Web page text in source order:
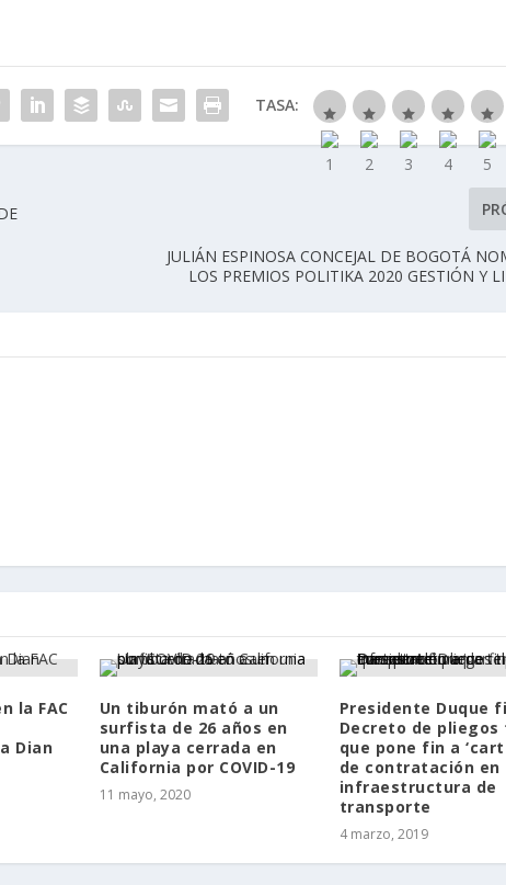
TASA:
JULIÁN ESPINOSA CONCEJAL DE BOGOTÁ
LOS PREMIOS POLITIKA 2020 GESTIÓN Y
la FAC
Dian
Un tiburón mató a un
surfista de 26 años en
una playa cerrada en
California por COVID-19
11 mayo, 2020
Presidente Duque
Decreto de pliegos
que pone fin a
de contratación en
infraestructura de
transporte
4 marzo, 2019